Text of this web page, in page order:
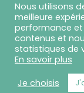
SED in France
Capture
CGV
-
Nous utilisons
meilleure
performance et
contenus et
statistiques de
En savoir plus
Je choisis